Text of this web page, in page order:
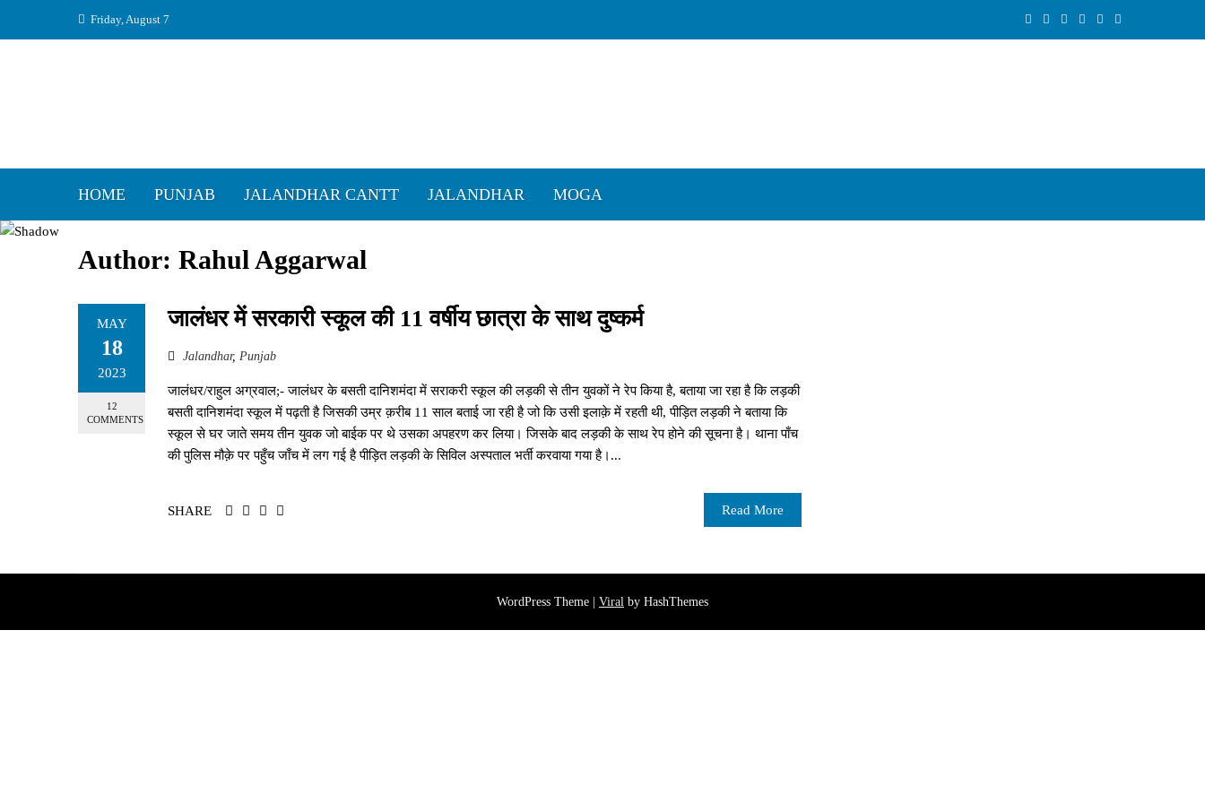
Friday, August 7
HOME PUNJAB JALANDHAR CANTT JALANDHAR MOGA
Author: Rahul Aggarwal
MAY
18
2023
12
COMMENTS
जालंधर में सरकारी स्कूल की 11 वर्षीय छात्रा के साथ दुष्कर्म
Jalandhar, Punjab
जालंधर/राहुल अग्रवाल;- जालंधर के बसती दानिशमंदा में सराकरी स्कूल की लड़की से तीन युवकों ने रेप किया है, बताया जा रहा है कि लड़की
बसती दानिशमंदा स्कूल में पढ़ती है जिसकी उम्र क़रीब 11 साल बताई जा रही है जो कि उसी इलाक़े में रहती थी, पीड़ित लड़की ने बताया कि
स्कूल से घर जाते समय तीन युवक जो बाईक पर थे उसका अपहरण कर लिया। जिसके बाद लड़की के साथ रेप होने की सूचना है। थाना पाँच
की पुलिस मौक़े पर पहुँच जाँच में लग गई है पीड़ित लड़की के सिविल अस्पताल भर्ती करवाया गया है।...
Read More
SHARE
WordPress Theme | Viral by HashThemes